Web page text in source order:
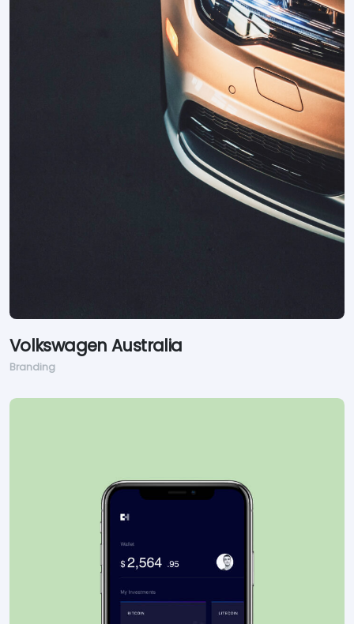
Volkswagen Australia
Branding